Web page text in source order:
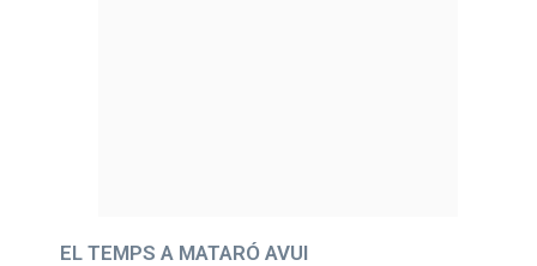
EL TEMPS A MATARÓ AVUI